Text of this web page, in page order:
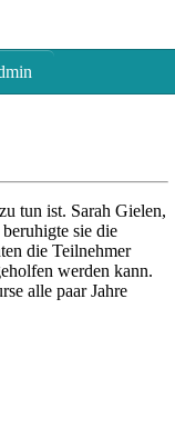
tun ist. Sarah Gielen,
sie die
die Teilnehmer
werden kann.
alle paar Jahre